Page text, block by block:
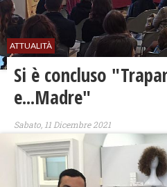
ATTUALITÀ
Si è concluso
e...Madre"
Sabato, 11 Dicembre 2021